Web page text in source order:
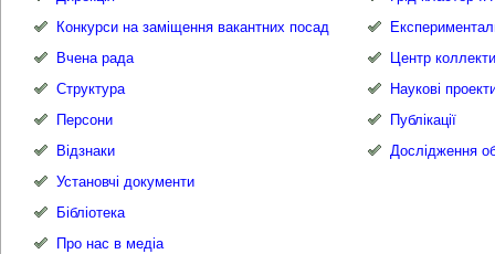
Конкурси на заміщення вакантних посад
Вчена рада
Структура
Персони
Відзнаки
Установчі документи
Бібліотека
Про нас в медіа
Центр
Наукові
Публікації
Дослідження